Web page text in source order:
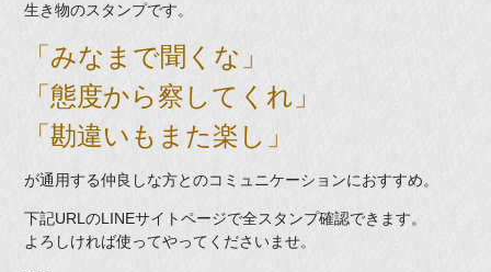
生き物のスタンプです。
「みなまで聞くな」
「態度から察してくれ」
「勘違いもまた楽し」
が通用する仲良しな方とのコミュニケーションにおすすめ。
下記URLのLINEサイトページで全スタンプ確認できます。
よろしければ使ってやってくださいませ。